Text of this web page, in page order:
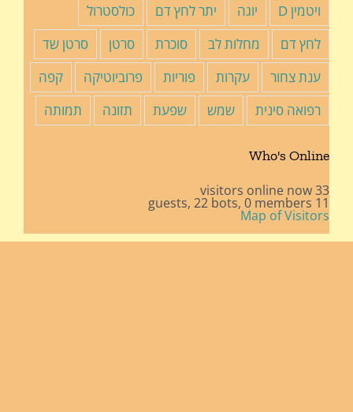
ויטמין D
יוגה יתר לחץ דם
כולסטרול
לחץ דם
מחלות לב סוכרת סרטן
סרטן שד
ענת צחור
עקרות פוריות פרוביוטיקה
קפה
רפואה סינית
שמש שפעת תזונה תמותה
Who's Online
33 visitors online now
11 guests,
22 bots, 0 members
Map of Visitors